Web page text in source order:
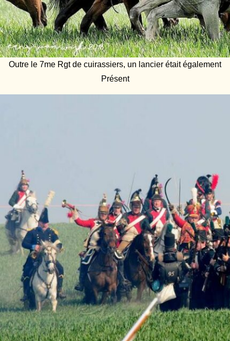
Outre le 7me Rgt de cuirassiers, un lancier était également
Présent